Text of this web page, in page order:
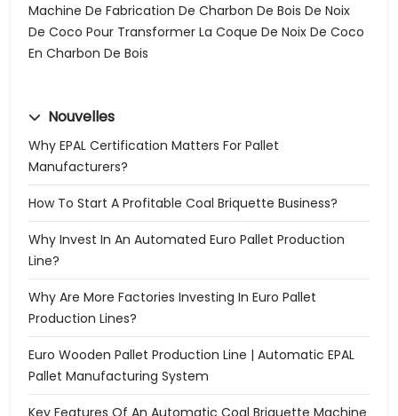
Machine De Fabrication De Charbon De Bois De Noix
De Coco Pour Transformer La Coque De Noix De Coco
En Charbon De Bois
Nouvelles
Why EPAL Certification Matters For Pallet
Manufacturers?
How To Start A Profitable Coal Briquette Business?
Why Invest In An Automated Euro Pallet Production
Line?
Why Are More Factories Investing In Euro Pallet
Production Lines?
Euro Wooden Pallet Production Line | Automatic EPAL
Pallet Manufacturing System
Key Features Of An Automatic Coal Briquette Machine